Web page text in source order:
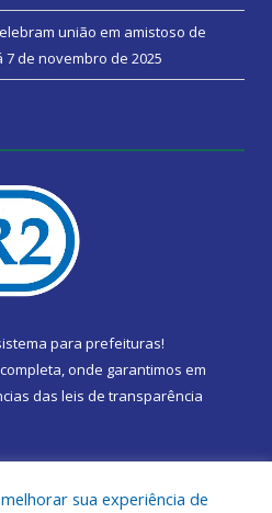
união em amistoso de
7 de novembro de 2025
para prefeituras!
completa, onde garantimos em
das leis de transparência
sua experiência de